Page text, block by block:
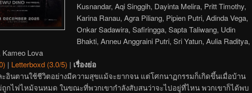
Kusnandar, Aqi Singgih, Dayinta Melira, Pritt Timothy,
Karina Ranau, Agra Piliang, Pipien Putri, Adinda Vega,
Onkar Sadawira, Safiringga, Sapta Taliwang, Udin
Bhakti, Anneu Anggraini Putri, Sri Yatun, Aulia Raditya,
Kameo Lova
| Letterboxd (3.0/5) | เรื่องย่อ
อินตานใช้ชีวิตอย่างมีความสุขแม้จะยากจน แต่โศกนาฏกรรมก็เกิดขึ้นเมื่อบ้าน
กไฟไหม้จนหมด ในขณะที่พวกเขากำลังสับสนว่าจะไปอยู่ที่ไหน พวกเขาก็ได้พบ